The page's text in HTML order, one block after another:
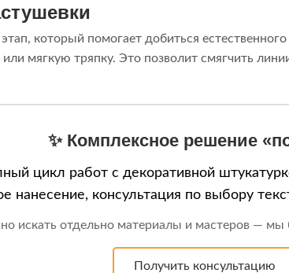
который помогает добиться
или мягкую тряпку. Это позволит смягчить
✨ Комплексное решение
цикл работ с декоративной
нанесение, консультация по выбору
искать отдельно материалы и мастеров — мы
Получить консультацию